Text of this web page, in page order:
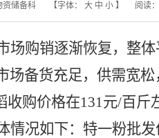
资储备科 【字体： 大 中 小 】 阅读：
场购销逐渐恢复，整
备货充足，供需宽
购价格在131元/百斤
情况如下：特一粉批发